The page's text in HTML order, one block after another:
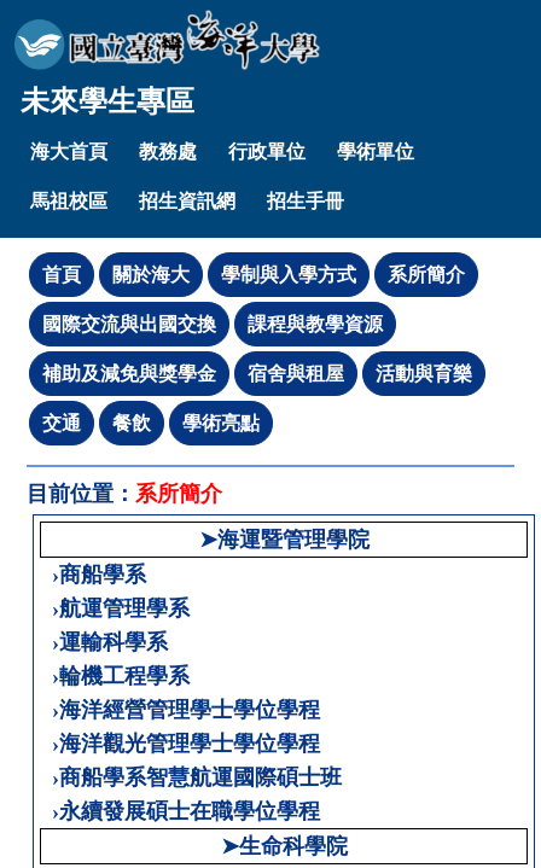
未來學生專區
海大首頁 教務處 行政單位 學術單位
馬祖校區 招生資訊網 招生手冊
目前位置： 系所簡介
➤海運暨管理學院
›商船學系
›航運管理學系
›運輸科學系
›輪機工程學系
›海洋經營管理學士學位學程
›海洋觀光管理學士學位學程
›商船學系智慧航運國際碩士班
›永續發展碩士在職學位學程
➤生命科學院